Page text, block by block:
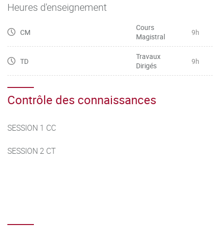
Heures d'enseignement
CM
Cours
Magistral
9h
TD
Travaux
Dirigés
9h
Contrôle des connaissances
SESSION 1 CC
SESSION 2 CT